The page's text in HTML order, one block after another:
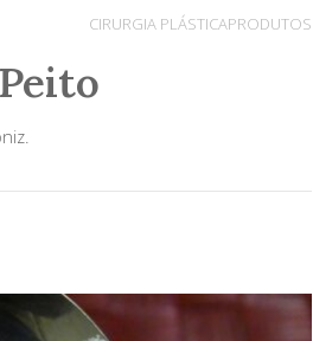
CIRURGIA PLÁSTICAPRODUTOS